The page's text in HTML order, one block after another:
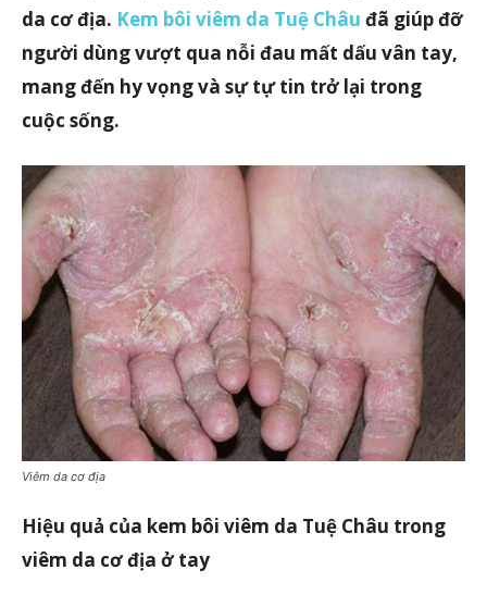
da cơ địa. Kem bôi viêm da Tuệ Châu đã giúp đỡ
người dùng vượt qua nỗi đau mất dấu vân tay,
mang đến hy vọng và sự tự tin trở lại trong
cuộc sống.
Viêm da cơ địa
Hiệu quả của kem bôi viêm da Tuệ Châu trong
viêm da cơ địa ở tay